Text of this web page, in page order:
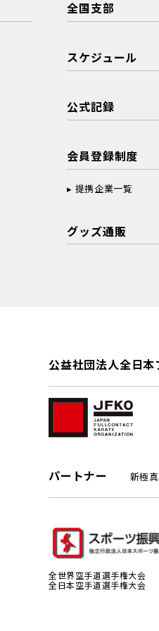
全国支部
スケジュール
公式記録
会員登録制度
提携企業一覧
グッズ通販
公益社団法人全日
パートナー 新極
全世界空手道選手権大会
全日本空手道選手権大会